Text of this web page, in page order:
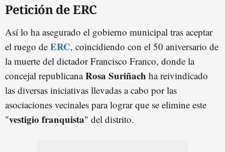
Petición de ERC
Así lo ha asegurado el gobierno municipal tras aceptar
el ruego de ERC, coincidiendo con el 50 aniversario de
la muerte del dictador Francisco Franco, donde la
concejal republicanaRosa Suriñach ha reivindicado
las diversas iniciativas llevadas a cabo por las
asociaciones vecinales para lograr que se elimine este
"vestigio franquista" del distrito.